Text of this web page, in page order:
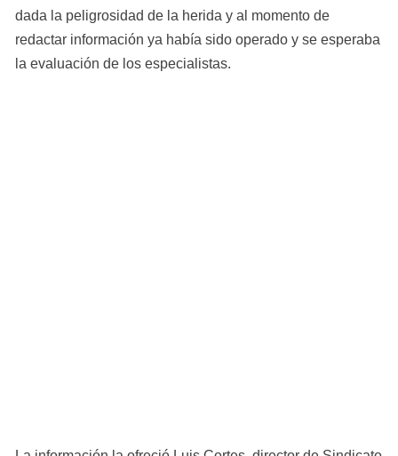
dada la peligrosidad de la herida y al momento de
redactar información ya había sido operado y se esperaba
la evaluación de los especialistas.